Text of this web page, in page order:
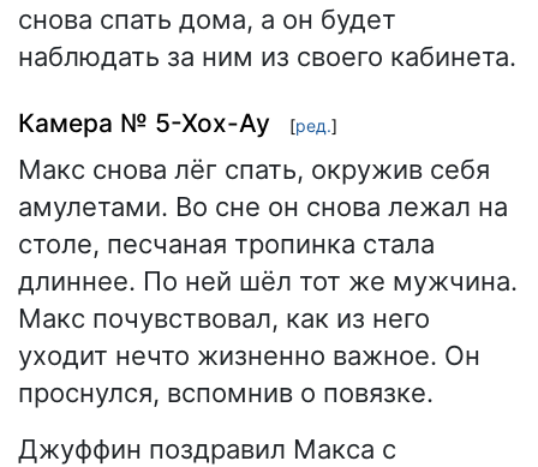
снова спать дома, а он будет
наблюдать за ним из своего кабинета.
Камера № 5-Хох-Ау [ред.]
Макс снова лёг спать, окружив себя
амулетами. Во сне он снова лежал на
столе, песчаная тропинка стала
длиннее. По ней шёл тот же мужчина.
Макс почувствовал, как из него
уходит нечто жизненно важное. Он
проснулся, вспомнив о повязке.
Джуффин поздравил Макса с